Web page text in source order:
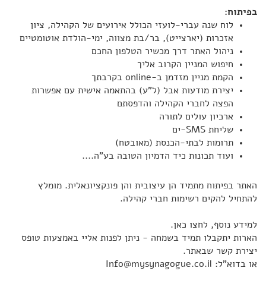
בפיתוח:
לוח שנה עברי-לועזי הכולל אירועים של הקהילה, ציון
אזכרות (יארצייט), בר/בת מצווה, ימי-הולדת אוטומטיים
ניהול האתר דרך מכשיר הטלפון החכם
חיפוש המניין הקרוב אליך
הקמת מניין מזדמן ב-online בקרבתך
יצירת מודעות אבל (ל"ע) בהתאמה אישית עם אפשרות
הפצה לחברי הקהילה והדפסתם
ארכיון עולים לתורה
שליחת SMS-ים
תרומות לבתי-הכנסת (מאובטח)
ועוד תכונות כיד הדמיון הטובה בע"ה....
האתר בפיתוח מתמיד הן עיצובית והן פונקציונאלית. מומלץ
להתחיל להקים רשימות חברי קהילה.
למידע נוסף, לחצו כאן.
הארות יתקבלו תמיד בשמחה - ניתן לפנות אליי באמצעות טופס
יצירת קשר שבאתר.
או בדוא"ל: Info@mysynagogue.co.il